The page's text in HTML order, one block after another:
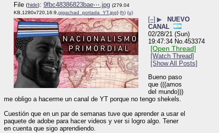
File (hide): 9fbc48386823bae⋯.jpg (279.04
KB,1280x720,16:9,gigachad_portada_YT.jpg) (h) (u)
[–] ▶
NUEVO
CANAL
02/28/21 (Sun)
19:47:34 No.453374
[Open Thread]
[Watch Thread]
[Show All Posts]
Bueno paso
que (((amos
del mundo)))
me obligo a hacerme un canal de YT porque no tengo shekels.
Cuestión que en un par de semanas tuve que aprender a usar el
paquete de adobe para hacer videos y ver si logro algo. Tener
en cuenta que sigo aprendiendo.